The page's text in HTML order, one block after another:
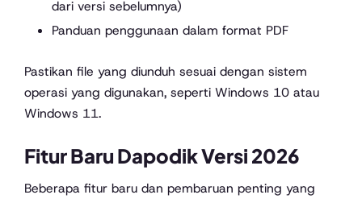
dari versi sebelumnya)
Panduan penggunaan dalam format PDF
Pastikan file yang diunduh sesuai dengan sistem
operasi yang digunakan, seperti Windows 10 atau
Windows 11.
Fitur Baru Dapodik Versi 2026
Beberapa fitur baru dan pembaruan penting yang